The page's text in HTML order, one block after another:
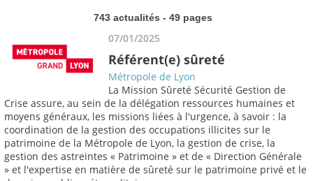
743 actualités - 49 pages
07/01/2025
Référent(e) sûreté
Métropole de Lyon
La Mission Sûreté Sécurité Gestion de
Crise assure, au sein de la délégation ressources humaines et
moyens généraux, les missions liées à l'urgence, à savoir : la
coordination de la gestion des occupations illicites sur le
patrimoine de la Métropole de Lyon, la gestion de crise, la
gestion des astreintes « Patrimoine » et de « Direction Générale
» et l'expertise en matière de sûreté sur le patrimoine privé et le